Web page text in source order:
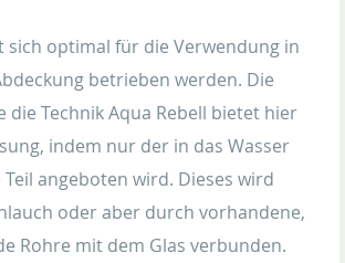
sich optimal für die Verwendung in
betrieben werden. Die
die Technik Aqua Rebell bietet hier
indem nur der in das Wasser
angeboten wird. Dieses wird
oder aber durch vorhandene,
Rohre mit dem Glas verbunden.